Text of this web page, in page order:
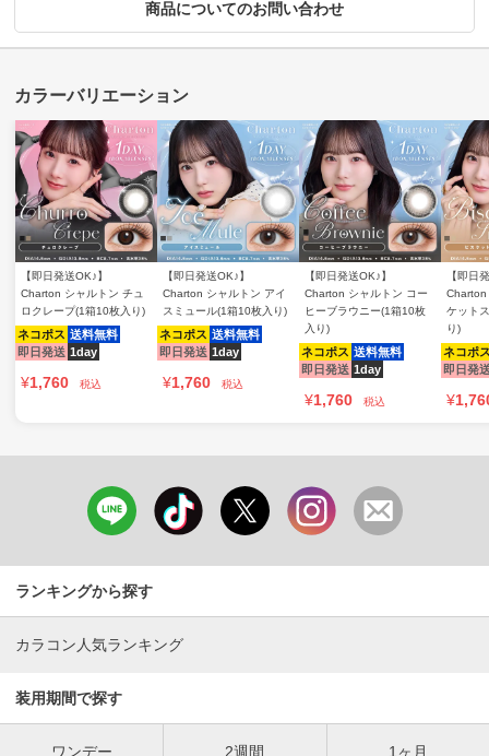
商品についてのお問い合わせ
【即日発送OK♪】
Charton シャルトン チュ
ロクレープ(1箱10枚入り)
ネコポス 送料無料
即日発送 1day
¥1,760 税込
【即日発送OK♪】
Charton シャルトン アイ
スミュール(1箱10枚入り)
ネコポス 送料無料
即日発送 1day
¥1,760 税込
【即日発送OK♪】
Charton シャルトン コー
ヒーブラウニー(1箱10枚
入り)
ネコポス 送料無料
即日発送 1day
¥1,760 税込
【即日
Charton
ケット
り)
ネコポ
即日発
¥
ランキングから探す
カラコン人気ランキング
装用期間で探す
ワンデー 2週間 1ヶ月